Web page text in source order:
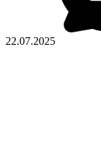
22.07.2025